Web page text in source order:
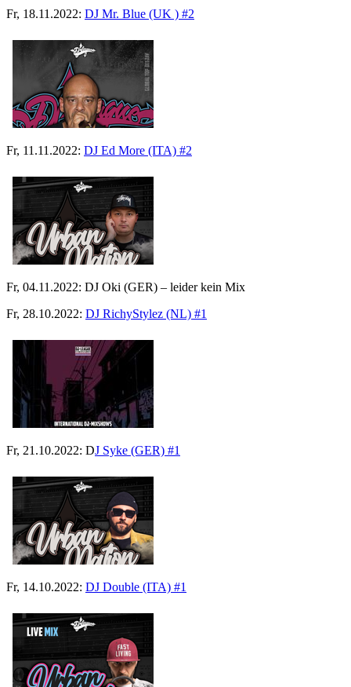
Fr, 18.11.2022: DJ Mr. Blue (UK ) #2
Fr, 11.11.2022: DJ Ed More (ITA) #2
Fr, 04.11.2022: DJ Oki (GER) – leider kein Mix
Fr, 28.10.2022: DJ RichyStylez (NL) #1
Fr, 21.10.2022: DJ Syke (GER) #1
Fr, 14.10.2022: DJ Double (ITA) #1